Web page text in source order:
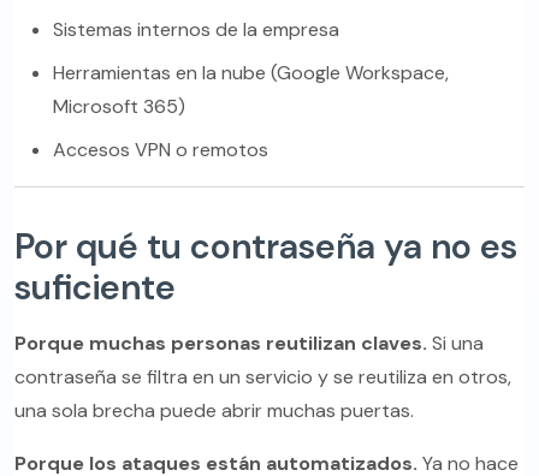
Sistemas internos de la empresa
Herramientas en la nube (Google Workspace,
Microsoft 365)
Accesos VPN o remotos
Por qué tu contraseña ya no es
suficiente
Porque muchas personas reutilizan claves. Si una
contraseña se filtra en un servicio y se reutiliza en otros,
una sola brecha puede abrir muchas puertas.
Porque los ataques están automatizados. Ya no hace